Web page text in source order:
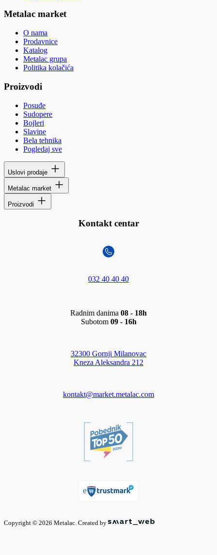
Metalac market
O nama
Prodavnice
Katalog
Metalac grupa
Politika kolačića
Proizvodi
Posuđe
Sudopere
Bojleri
Slavine
Bela tehnika
Pogledaj sve
Uslovi prodaje
Metalac market
Proizvodi
Kontakt centar
032 40 40 40
Radnim danima 08 - 18h
Subotom 09 - 16h
32300 Gornji Milanovac
Kneza Aleksandra 212
kontakt@market.metalac.com
Copyright © 2026 Metalac. Created by